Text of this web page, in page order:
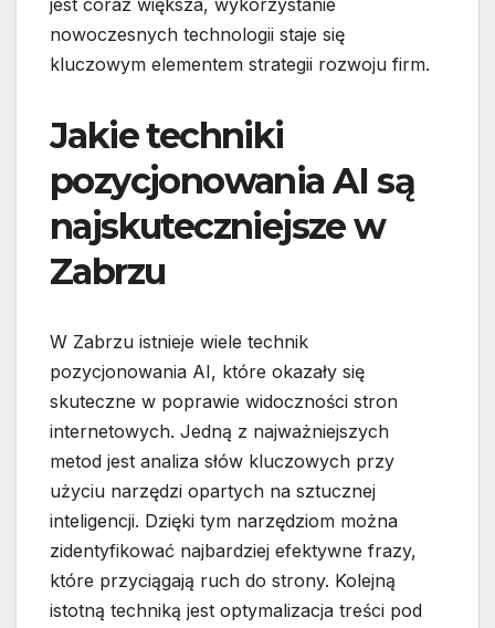
jest coraz większa, wykorzystanie
nowoczesnych technologii staje się
kluczowym elementem strategii rozwoju firm.
Jakie techniki
pozycjonowania AI są
najskuteczniejsze w
Zabrzu
W Zabrzu istnieje wiele technik
pozycjonowania AI, które okazały się
skuteczne w poprawie widoczności stron
internetowych. Jedną z najważniejszych
metod jest analiza słów kluczowych przy
użyciu narzędzi opartych na sztucznej
inteligencji. Dzięki tym narzędziom można
zidentyfikować najbardziej efektywne frazy,
które przyciągają ruch do strony. Kolejną
istotną techniką jest optymalizacja treści pod